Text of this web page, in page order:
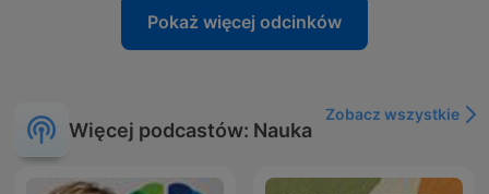
Pokaż więcej odcinków
Więcej podcastów: Nauka
Zobacz wszystkie